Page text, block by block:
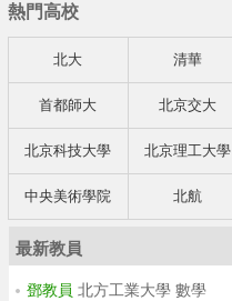
熱門高校
北大 清華
首都師大 北京交大
北京科技大學 北京理工大學
中央美術學院 北航
最新教員
鄧教員 北方工業大學 數學